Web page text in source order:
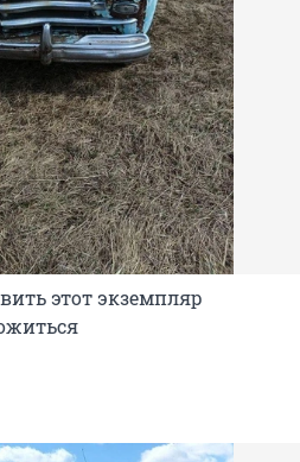
этот экземпляр